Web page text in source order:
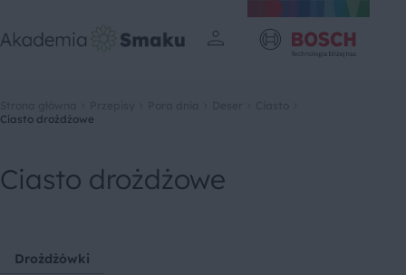
Ciasto drożdżowe
Ciasto drożdżowe
Drożdżówki